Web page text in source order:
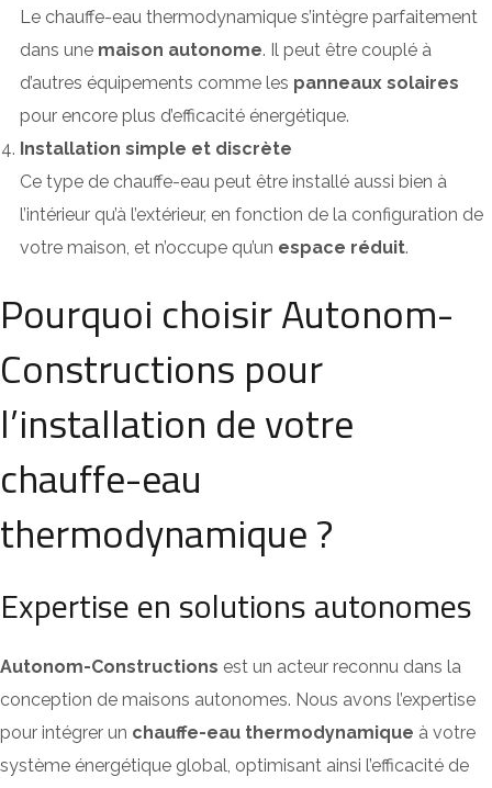
Le chauffe-eau thermodynamique s’intègre parfaitement
dans une maison autonome. Il peut être couplé à
d’autres équipements comme les panneaux solaires
pour encore plus d’efficacité énergétique.
Installation simple et discrète
Ce type de chauffe-eau peut être installé aussi bien à
l’intérieur qu’à l’extérieur, en fonction de la configuration de
votre maison, et n’occupe qu’un espace réduit.
Pourquoi choisir Autonom-
Constructions pour
l’installation de votre
chauffe-eau
thermodynamique ?
Expertise en solutions autonomes
Autonom-Constructions est un acteur reconnu dans la
conception de maisons autonomes. Nous avons l’expertise
pour intégrer un chauffe-eau thermodynamique à votre
système énergétique global, optimisant ainsi l’efficacité de